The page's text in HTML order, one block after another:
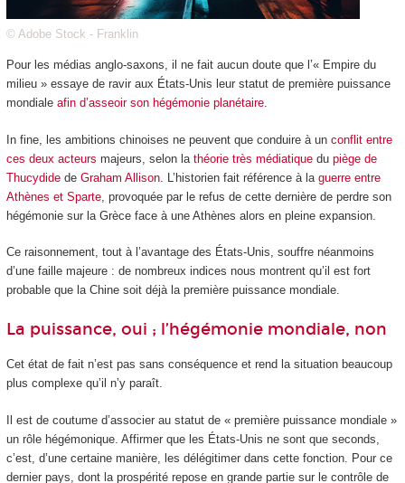
© Adobe Stock - Franklin
Pour les médias anglo-saxons, il ne fait aucun doute que l’« Empire du
milieu » essaye de ravir aux États-Unis leur statut de première puissance
mondiale afin d’asseoir son hégémonie planétaire.
In fine, les ambitions chinoises ne peuvent que conduire à un conflit entre
ces deux acteurs majeurs, selon la théorie très médiatiquedu piège de
Thucydidede Graham Allison. L’historien fait référence à la guerre entre
Athènes et Sparte, provoquée par le refus de cette dernière de perdre son
hégémonie sur la Grèce face à une Athènes alors en pleine expansion.
Ce raisonnement, tout à l’avantage des États-Unis, souffre néanmoins
d’une faille majeure : de nombreux indices nous montrent qu’il est fort
probable que la Chine soit déjà la première puissance mondiale.
La puissance, oui ; l’hégémonie mondiale, non
Cet état de fait n’est pas sans conséquence et rend la situation beaucoup
plus complexe qu’il n’y paraît.
Il est de coutume d’associer au statut de « première puissance mondiale »
un rôle hégémonique. Affirmer que les États-Unis ne sont que seconds,
c’est, d’une certaine manière, les délégitimer dans cette fonction. Pour ce
dernier pays, dont la prospérité repose en grande partie sur le contrôle de